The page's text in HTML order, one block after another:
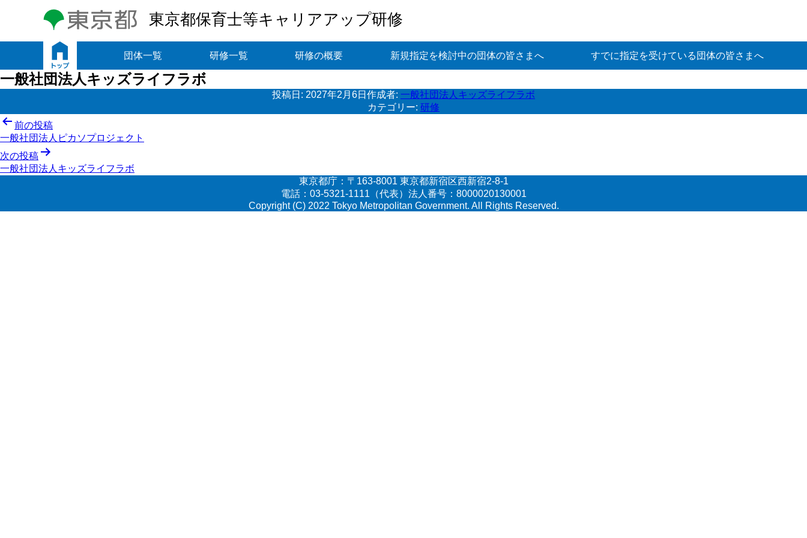
東京都保育士等キャリアアップ研修
団体一覧 研修一覧 研修の概要 新規指定を検討中の団体の皆さまへ すでに指定を受けている団体の皆さまへ
一般社団法人キッズライフラボ
投稿日: 2027年2月6日 作成者: 一般社団法人キッズライフラボ
カテゴリー: 研修
投
稿
ナ
ビ
前の投稿
一般社団法人ピカソプロジェクト
次の投稿
一般社団法人キッズライフラボ
東京都庁：〒163-8001 東京都新宿区西新宿2-8-1
電話：03-5321-1111（代表）法人番号：8000020130001
Copyright (C) 2022 Tokyo Metropolitan Government. All Rights Reserved.